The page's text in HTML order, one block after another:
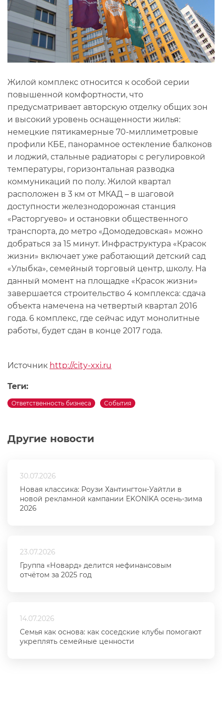
Другие новости
30.07.2026
Новая классика: Роузи Хантингтон-Уайтли в
новой рекламной кампании EKONIKA осень-зима
2026
23.07.2026
Группа «Новард» делится нефинансовым
отчётом за 2025 год
14.07.2026
Семья как основа: как соседские клубы помогают
укреплять семейные ценности
Жилой комплекс относится к особой серии
повышенной комфортности, что
предусматривает авторскую отделку общих зон
и высокий уровень оснащенности жилья:
немецкие пятикамерные 70-миллиметровые
профили КБЕ, панорамное остекление балконов
и лоджий, стальные радиаторы с регулировкой
температуры, горизонтальная разводка
коммуникаций по полу. Жилой квартал
расположен в 3 км от МКАД – в шаговой
доступности железнодорожная станция
«Расторгуево» и остановки общественного
транспорта, до метро «Домодедовская» можно
добраться за 15 минут. Инфраструктура «Красок
жизни» включает уже работающий детский сад
«Улыбка», семейный торговый центр, школу. На
данный момент на площадке «Красок жизни»
завершается строительство 4 комплекса: сдача
объекта намечена на четвертый квартал 2016
года. 6 комплекс, где сейчас идут монолитные
работы, будет сдан в конце 2017 года.
Источник http://city-xxi.ru
Теги:
Ответственность бизнеса События